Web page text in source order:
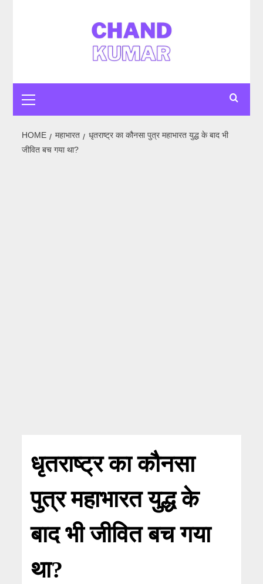
HOME महाभारत
धृतराष्ट्र का कौनसा पुत्र महाभारत युद्ध के बाद भी
जीवित बच गया था?
धृतराष्ट्र का कौनसा
पुत्र महाभारत युद्ध के
बाद भी जीवित बच गया
था?